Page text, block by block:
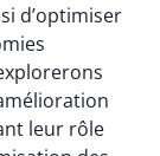
d’optimiser
leur rôle